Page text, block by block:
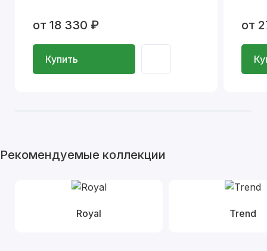
от 18 330 ₽
Купить
от
Рекомендуемые коллекции
Royal Trend